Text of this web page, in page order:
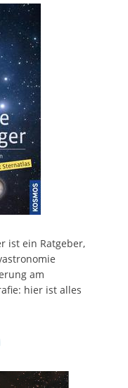
ist ein Ratgeber,
am
hier ist alles